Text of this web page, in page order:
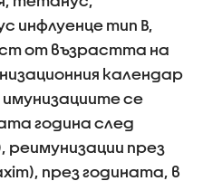
инфлуенце тип В,
от възрастта на
календар
имунизациите се
година след
през
през годината, в